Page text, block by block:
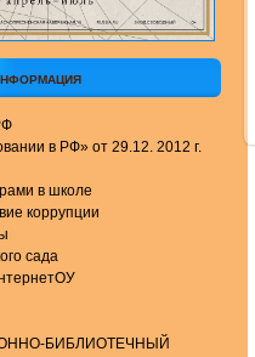
в РФ» от 29.12. 2012 г.
в школе
коррупции
сада
БИБЛИОТЕЧНЫЙ